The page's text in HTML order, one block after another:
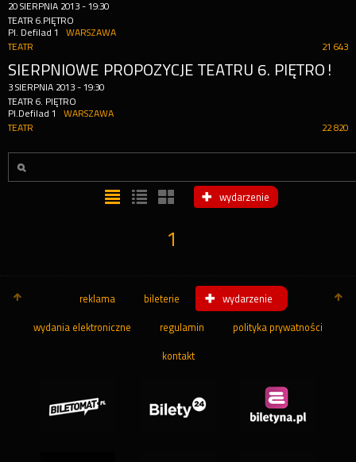
20 SIERPNIA 2013 -19:30
TEATR 6.PIĘTRO
Pl. Defilad 1
WARSZAWA
21 643
TEATR
SIERPNIOWE PROPOZYCJE TEATRU 6. PIĘTRO!
3 SIERPNIA 2013 -19:30
TEATR 6. PIĘTRO
Pl.Defilad 1
WARSZAWA
22 820
TEATR
wydarzenie
1
reklama bileterie wydarzenie
wydania elektroniczne regulamin polityka prywatności
kontakt